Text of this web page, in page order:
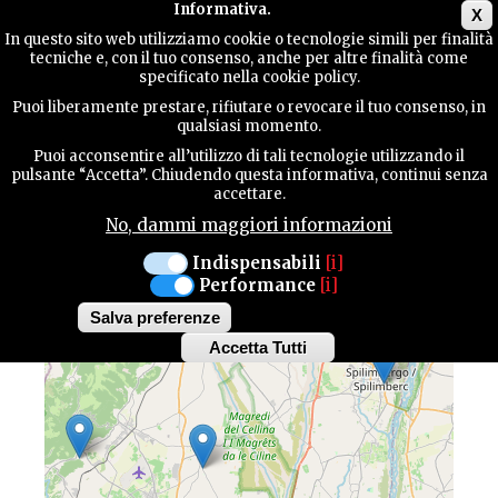
X
Informativa.
In questo sito web utilizziamo cookie o tecnologie simili per finalità
tecniche e, con il tuo consenso, anche per altre finalità come
specificato nella cookie policy.
Puoi liberamente prestare, rifiutare o revocare il tuo consenso, in
qualsiasi momento.
Puoi acconsentire all’utilizzo di tali tecnologie utilizzando il
pulsante “Accetta”. Chiudendo questa informativa, continui senza
accettare.
No, dammi maggiori informazioni
Indispensabili [i]
Performance [i]
Salva preferenze
Accetta Tutti
Withdraw
consent
TERRITORY
CONTACTS
MAP OF HIGHLIGHTS
Discover all the highlights of our province
+
−